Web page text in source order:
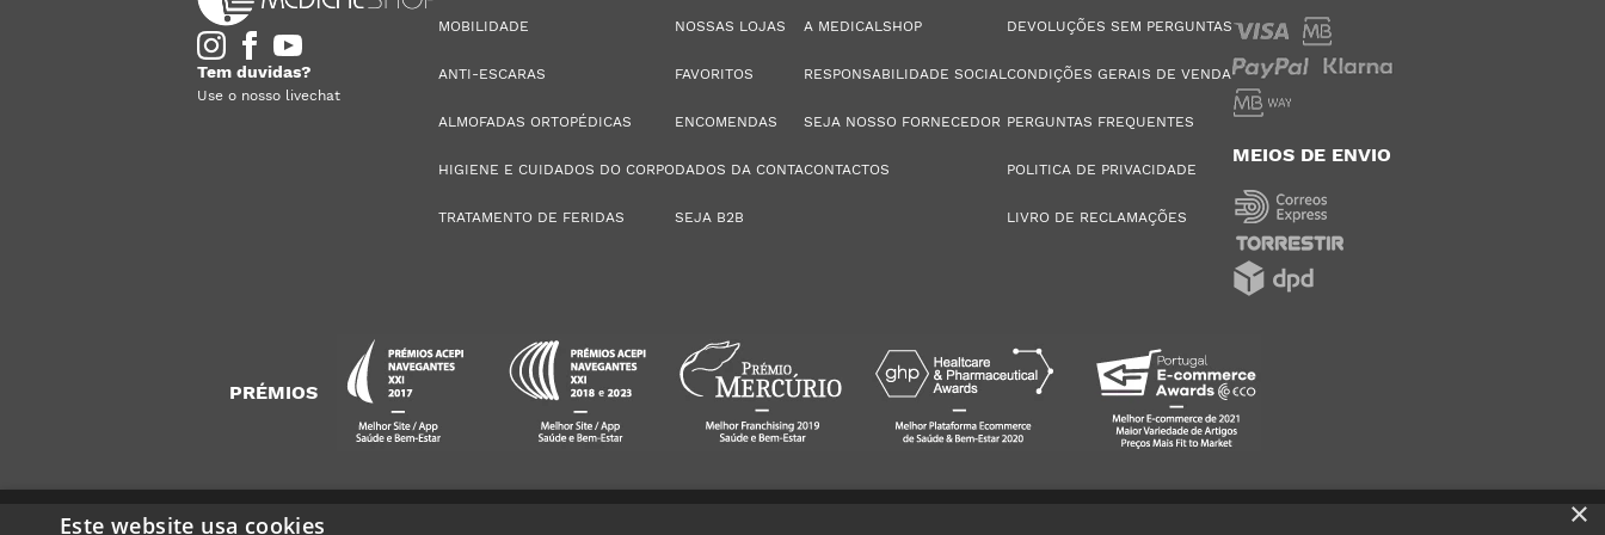
Tem duvidas?
Use o nosso livechat
MOBILIDADE
ANTI-ESCARAS
ALMOFADAS ORTOPÉDICAS
HIGIENE E CUIDADOS DO CORPO
TRATAMENTO DE FERIDAS
NOSSAS LOJAS
FAVORITOS
ENCOMENDAS
DADOS DA CONTA
SEJA B2B
A MEDICALSHOP
RESPONSABILIDADE SOCIAL
SEJA NOSSO FORNECEDOR
CONTACTOS
DEVOLUÇÕES SEM PERGUNTAS
CONDIÇÕES GERAIS DE VENDA
PERGUNTAS FREQUENTES
POLITICA DE PRIVACIDADE
LIVRO DE RECLAMAÇÕES
MEIOS DE ENVIO
PRÉMIOS
×
Este website usa cookies